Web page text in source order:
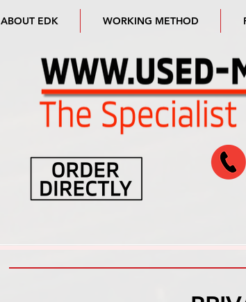
ABOUT EDK WORKING METHOD